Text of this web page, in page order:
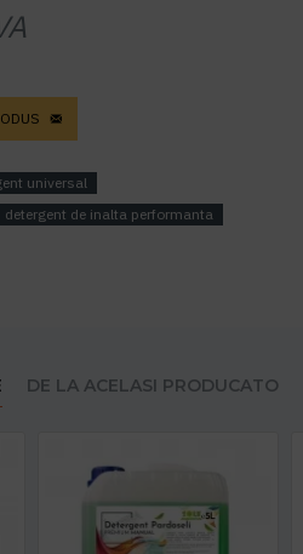
universal
detergent de inalta performanta
DE LA ACELASI PRODUCATOR